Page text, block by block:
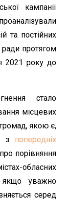
кампанії
проаналізували
та постійних
ради протягом
2021 року до
стало
місцевих
якою є,
з попередніх
порівняння
обласних
уважно
серед